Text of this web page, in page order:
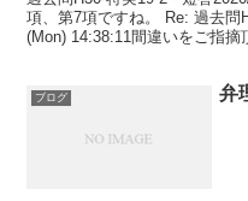
項、第7項ですね。 Re: 過去問
(Mon) 14:38:11間違いをご指摘
ブログ 弁